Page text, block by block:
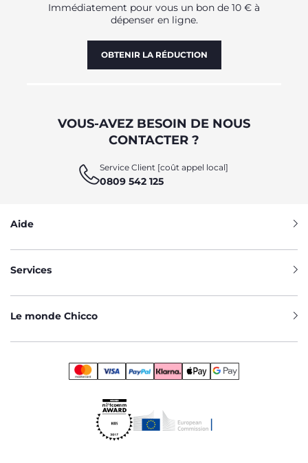
Immédiatement pour vous un bon de 10 € à
dépenser en ligne.
OBTENIR LA RÉDUCTION
VOUS-AVEZ BESOIN DE NOUS
CONTACTER ?
Service Client [coût appel local]
0809 542 125
Aide
Services
Le monde Chicco